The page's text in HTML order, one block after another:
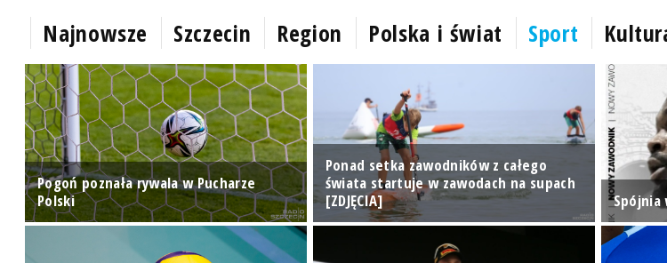
Najnowsze Szczecin Region Polska i świat Sport
Pogoń poznała rywala w Pucharze
Polski
Ponad setka zawodników z całego
świata startuje w zawodach na supach
[ZDJĘCIA]
Spójnia